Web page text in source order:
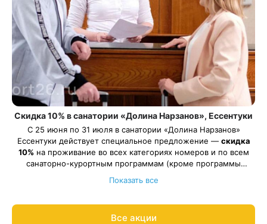
Скидка 10% в санатории «Долина Нарзанов», Ессентуки
С 25 июня по 31 июля в санатории «Долина Нарзанов»
Ессентуки действует специальное предложение — скидка
10% на проживание во всех категориях номеров и по всем
санаторно-курортным программам (кроме программы
«Оздоровительная»).
Весь период проживания должен пройти в даты 25 июня —
31 июля 2026.
Показать все
Все акции